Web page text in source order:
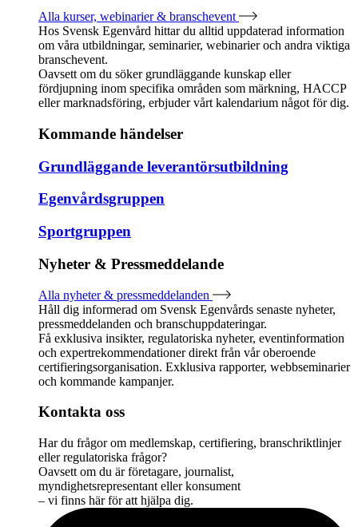
Alla kurser, webinarier & branschevent
Hos Svensk Egenvård hittar du alltid uppdaterad information
om våra utbildningar, seminarier, webinarier och andra viktiga
branschevent.
Oavsett om du söker grundläggande kunskap eller
fördjupning inom specifika områden som märkning, HACCP
eller marknadsföring, erbjuder vårt kalendarium något för dig.
Kommande händelser
Grundläggande leverantörsutbildning
Egenvårdsgruppen
Sportgruppen
Nyheter & Pressmeddelande
Alla nyheter & pressmeddelanden
Håll dig informerad om Svensk Egenvårds senaste nyheter,
pressmeddelanden och branschuppdateringar.
Få exklusiva insikter, regulatoriska nyheter, eventinformation
och expertrekommendationer direkt från vår oberoende
certifieringsorganisation. Exklusiva rapporter, webbseminarier
och kommande kampanjer.
Kontakta oss
Har du frågor om medlemskap, certifiering, branschriktlinjer
eller regulatoriska frågor?
Oavsett om du är företagare, journalist,
myndighetsrepresentant eller konsument
– vi finns här för att hjälpa dig.